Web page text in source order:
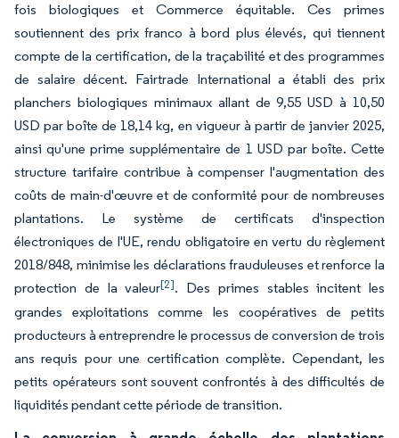
fois biologiques et Commerce équitable. Ces primes
soutiennent des prix franco à bord plus élevés, qui tiennent
compte de la certification, de la traçabilité et des programmes
de salaire décent. Fairtrade International a établi des prix
planchers biologiques minimaux allant de 9,55 USD à 10,50
USD par boîte de 18,14 kg, en vigueur à partir de janvier 2025,
ainsi qu'une prime supplémentaire de 1 USD par boîte. Cette
structure tarifaire contribue à compenser l'augmentation des
coûts de main-d'œuvre et de conformité pour de nombreuses
plantations. Le système de certificats d'inspection
électroniques de l'UE, rendu obligatoire en vertu du règlement
2018/848, minimise les déclarations frauduleuses et renforce la
protection de la valeur[2]. Des primes stables incitent les
grandes exploitations comme les coopératives de petits
producteurs à entreprendre le processus de conversion de trois
ans requis pour une certification complète. Cependant, les
petits opérateurs sont souvent confrontés à des difficultés de
liquidités pendant cette période de transition.